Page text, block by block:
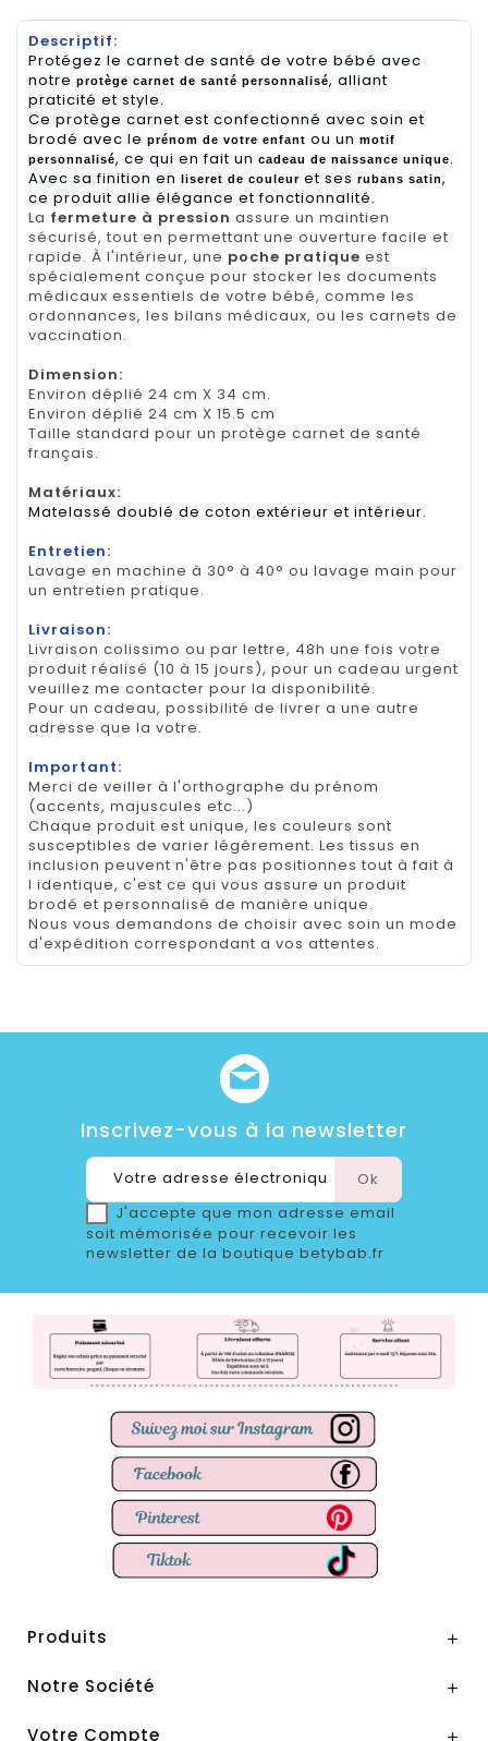
Descriptif:
Protégez le carnet de santé de votre bébé avec
notre protège carnet de santé personnalisé, alliant
praticité et style.
Ce protège carnet est confectionné avec soin et
brodé avec le prénom de votre enfant ou un motif
personnalisé, ce qui en fait un cadeau de naissance unique.
Avec sa finition en liseret de couleur et ses rubans satin,
ce produit allie élégance et fonctionnalité.
La fermeture à pression assure un maintien
sécurisé, tout en permettant une ouverture facile et
rapide. À l'intérieur, une poche pratique est
spécialement conçue pour stocker les documents
médicaux essentiels de votre bébé, comme les
ordonnances, les bilans médicaux, ou les carnets de
vaccination.
Dimension:
Environ déplié 24 cm X 34 cm.
Environ déplié 24 cm X 15.5 cm
Taille standard pour un protège carnet de santé
français.
Matériaux:
Matelassé doublé de coton extérieur et intérieur.
Entretien:
Lavage en machine à 30° à 40° ou lavage main pour
un entretien pratique.
Livraison:
Livraison colissimo ou par lettre, 48h une fois votre
produit réalisé (10 à 15 jours), pour un cadeau urgent
veuillez me contacter pour la disponibilité.
Pour un cadeau, possibilité de livrer a une autre
adresse que la votre.
Important:
Merci de veiller à l'orthographe du prénom
(accents, majuscules etc...)
Chaque produit est unique, les couleurs sont
susceptibles de varier légèrement. Les tissus en
inclusion peuvent n'être pas positionnes tout à fait à
l identique, c'est ce qui vous assure un produit
brodé et personnalisé de manière unique.
Nous vous demandons de choisir avec soin un mode
d'expédition correspondant a vos attentes.
Inscrivez-vous à la newsletter
J'accepte que mon adresse email
soit mémorisée pour recevoir les
newsletter de la boutique betybab.fr
Produits 
Notre Société 
Votre Compte 